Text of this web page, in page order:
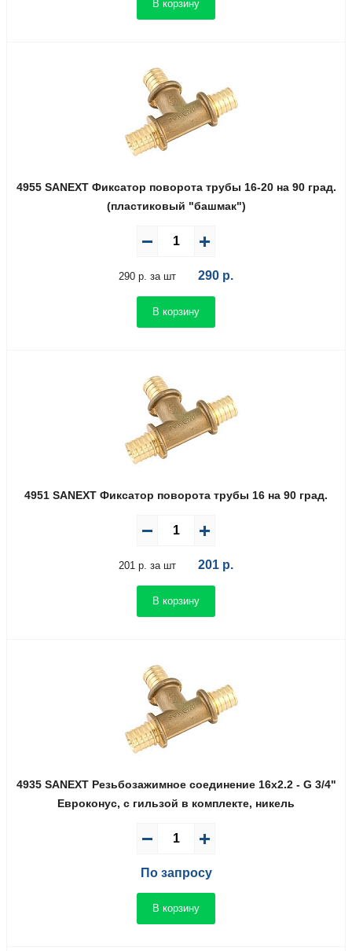
В корзину
4955 SANEXT Фиксатор поворота трубы 16-20 на 90 град.
(пластиковый "башмак")
290 р. за шт 290 р.
В корзину
4951 SANEXT Фиксатор поворота трубы 16 на 90 град.
201 р. за шт 201 р.
В корзину
4935 SANEXT Резьбозажимное соединение 16x2.2 - G 3/4"
Евроконус, c гильзой в комплекте, никель
По запросу
В корзину